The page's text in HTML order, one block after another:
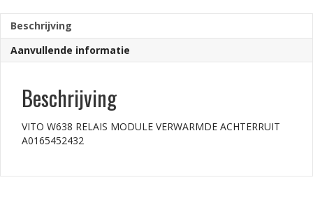
Beschrijving
Aanvullende informatie
Beschrijving
VITO W638 RELAIS MODULE VERWARMDE ACHTERRUIT
A0165452432